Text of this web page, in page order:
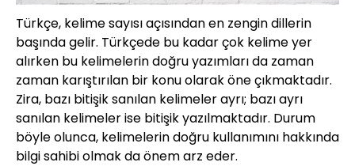
Türkçe, kelime sayısı açısından en zengin dillerin
başında gelir. Türkçede bu kadar çok kelime yer
alırken bu kelimelerin doğru yazımları da zaman
zaman karıştırılan bir konu olarak öne çıkmaktadır.
Zira, bazı bitişik sanılan kelimeler ayrı; bazı ayrı
sanılan kelimeler ise bitişik yazılmaktadır. Durum
böyle olunca, kelimelerin doğru kullanımını hakkında
bilgi sahibi olmak da önem arz eder.